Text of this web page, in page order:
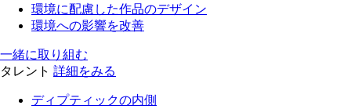
環境に配慮した作品のデザイン
環境への影響を改善
一緒に取り組む
タレント 詳細をみる
ディプティックの内側